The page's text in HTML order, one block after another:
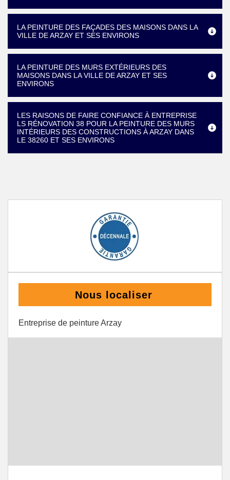
LA PEINTURE DES FAÇADES DES MAISONS DANS LA
VILLE DE ARZAY ET SES ENVIRONS
LA PEINTURE DES MURS EXTÉRIEURS DES
MAISONS DANS LA VILLE DE ARZAY ET SES
ENVIRONS
LES RAISONS DE FAIRE CONFIANCE À ENTREPRISE
LS RÉNOVATION 38 POUR LA PEINTURE DES MURS
INTÉRIEURS DES CONSTRUCTIONS À ARZAY DANS
LE 38260 ET SES ENVIRONS
Nous localiser
Entreprise de peinture Arzay